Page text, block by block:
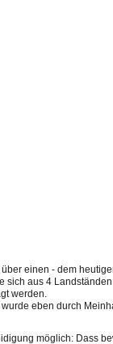
einen - dem
sich aus 4
werden.
eben durch
möglich: Dass